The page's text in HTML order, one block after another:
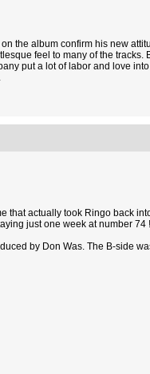
the album confirm his new
feel to many of the tracks.
put a lot of labor and love
that actually took Ringo back
just one week at number 74
by Don Was. The B-side